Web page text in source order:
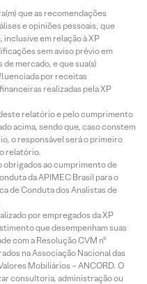
que as recomendações
e opiniões pessoais, que
em relação à XP
sem aviso prévio em
mercado, e que sua(s)
por receitas
realizadas pela XP
relatório e pelo cumprimento
acima, sendo que, caso constem
o responsável será o primeiro
relatório.
obrigados ao cumprimento de
da APIMEC Brasil para o
de Conduta dos Analistas de
por empregados da XP
que desempenham suas
com a Resolução CVM nº
na Associação Nacional das
Mobiliários – ANCORD. O
consultoria, administração ou